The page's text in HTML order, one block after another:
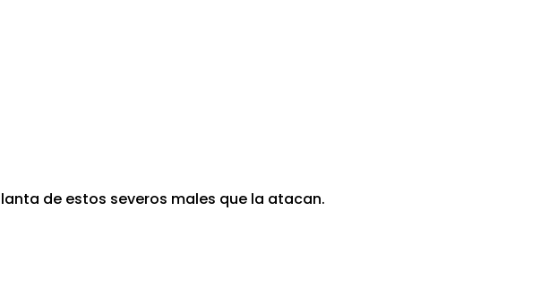
de estos severos males que la atacan.